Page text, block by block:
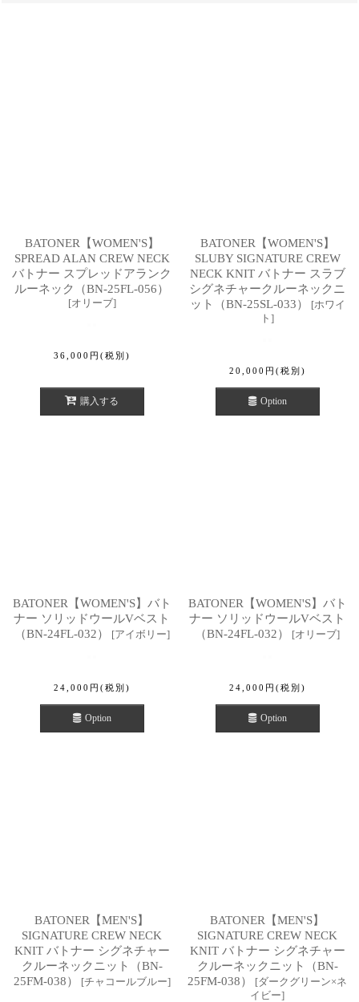
BATONER【WOMEN'S】
SPREAD ALAN CREW NECK
バトナー スプレッドアランク
ルーネック（BN-25FL-056）
[オリーブ]
36,000 円 (税別)
購入する
BATONER【WOMEN'S】
SLUBY SIGNATURE CREW
NECK KNIT バトナー スラブ
シグネチャークルーネックニ
ット（BN-25SL-033）
[ホワイ
ト ]
20,000 円 (税別)
Option
BATONER【WOMEN'S】バト
ナー ソリッドウールVベスト
（BN-24FL-032）
[アイボリー]
24,000 円 (税別)
Option
BATONER【WOMEN'S】バト
ナー ソリッドウールVベスト
（BN-24FL-032）
[オリーブ]
24,000 円 (税別)
Option
BATONER【MEN'S】
SIGNATURE CREW NECK
KNIT バトナー シグネチャー
クルーネックニット（BN-
25FM-038）
[チャコールブルー]
BATONER【MEN'S】
SIGNATURE CREW NECK
KNIT バトナー シグネチャー
クルーネックニット（BN-
25FM-038）
[ダークグリーン×ネ
イビー]